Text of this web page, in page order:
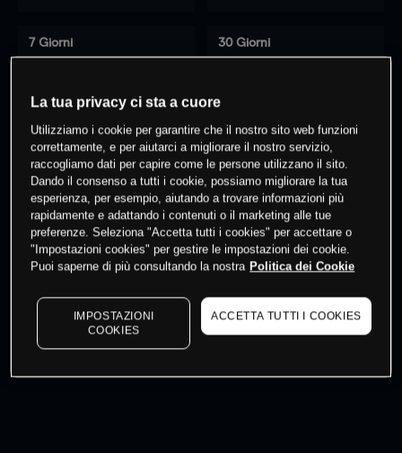
7 Giorni 30 Giorni
0% dei clienti hanno posizioni su
questo prodotto
Fai trading
I prezzi sono solo indicativi.
La tua privacy ci sta a cuore
Utilizziamo i cookie per garantire che il nostro sito web funzioni
correttamente, e per aiutarci a migliorare il nostro servizio,
raccogliamo dati per capire come le persone utilizzano il sito.
Dando il consenso a tutti i cookie, possiamo migliorare la tua
esperienza, per esempio, aiutando a trovare informazioni più
rapidamente e adattando i contenuti o il marketing alle tue
preferenze. Seleziona "Accetta tutti i cookies" per accettare o
"Impostazioni cookies" per gestire le impostazioni dei cookie.
Puoi saperne di più consultando la nostra Politica dei Cookie
IMPOSTAZIONI
COOKIES
ACCETTA TUTTI I COOKIES